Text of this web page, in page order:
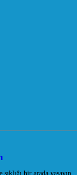
bir arada yaşayın.…